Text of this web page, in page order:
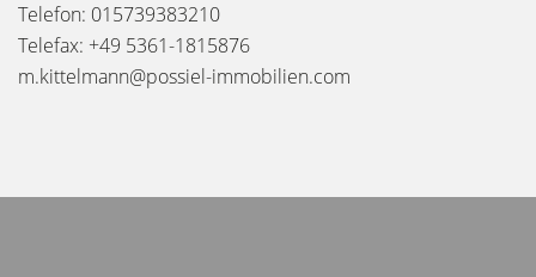
Telefon: 015739383210
Telefax: +49 5361-1815876
m.kittelmann@possiel-immobilien.com